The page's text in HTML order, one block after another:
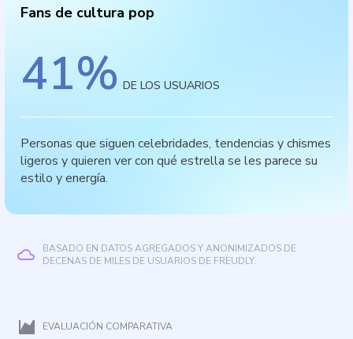
Fans de cultura pop
41% DE LOS USUARIOS
Personas que siguen celebridades, tendencias y chismes
ligeros y quieren ver con qué estrella se les parece su
estilo y energía.
BASADO EN DATOS AGREGADOS Y ANONIMIZADOS DE
DECENAS DE MILES DE USUARIOS DE FREUDLY.
EVALUACIÓN COMPARATIVA